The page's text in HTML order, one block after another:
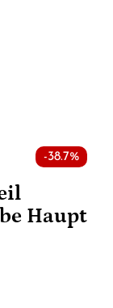
-38.7%
Haupt